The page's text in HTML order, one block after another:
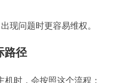
现问题时更容易维权。
路径
机时，会按照这个流程：